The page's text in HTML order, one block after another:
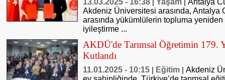
13.03.2025 - 16:38 Yaşam
Antalya
Akdeniz Üniversitesi arasında, Antalya
arasında yükümlülerin topluma yeniden
iyileştirme ...
AKDÜ'de Tarımsal Öğretimin 179.
Kutlandı
11.01.2025 - 10:15 Eğitim
Akdeniz